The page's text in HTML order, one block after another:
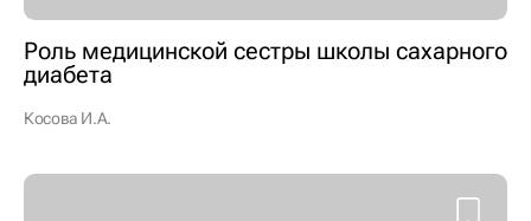
Роль медицинской сестры школы сахарного
диабета
Косова И.А.